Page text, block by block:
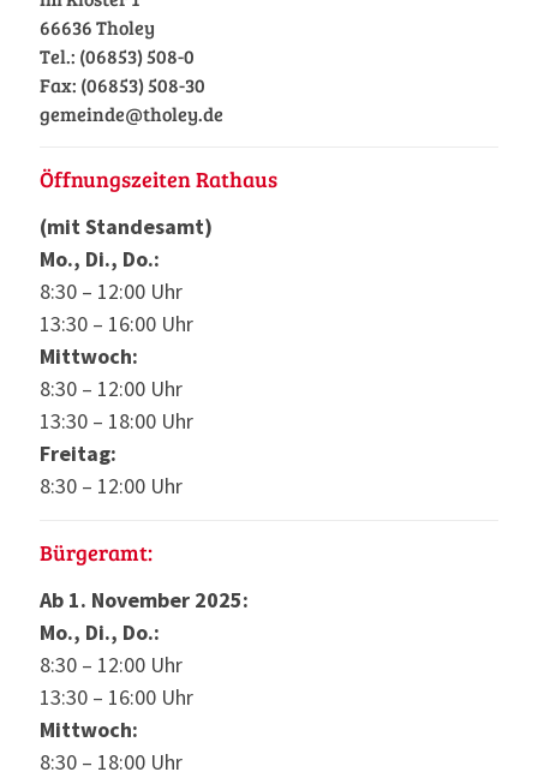
66636 Tholey
Tel.: (06853) 508-0
Fax: (06853) 508-30
gemeinde@tholey.de
Öffnungszeiten Rathaus
(mit Standesamt)
Mo., Di., Do.:
8:30 – 12:00 Uhr
13:30 – 16:00 Uhr
Mittwoch:
8:30 – 12:00 Uhr
13:30 – 18:00 Uhr
Freitag:
8:30 – 12:00 Uhr
Bürgeramt:
Ab 1. November 2025:
Mo., Di., Do.:
8:30 – 12:00 Uhr
13:30 – 16:00 Uhr
Mittwoch:
8:30 – 18:00 Uhr